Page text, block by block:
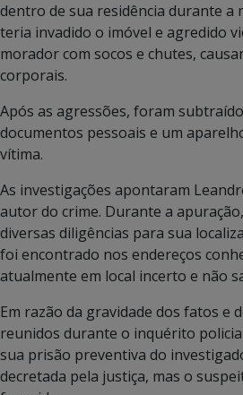
dentro de sua residência durante a
teria invadido o imóvel e agredido
morador com socos e chutes,
corporais.
Após as agressões, foram
documentos pessoais e um
vítima.
As investigações apontaram
autor do crime. Durante a
diversas diligências para sua
foi encontrado nos endereços
atualmente em local incerto e não
Em razão da gravidade dos fatos e
reunidos durante o inquérito
sua prisão preventiva do
decretada pela justiça, mas o